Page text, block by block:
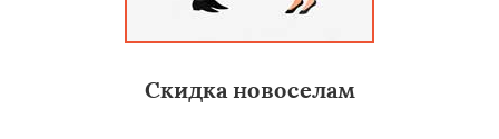
Скидка новоселам